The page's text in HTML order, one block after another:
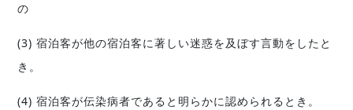
の
(3) 宿泊客が他の宿泊客に著しい迷惑を及ぼす言動をしたと
き。
(4) 宿泊客が伝染病者であると明らかに認められるとき。